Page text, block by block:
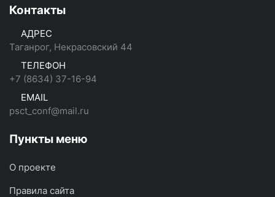
Контакты
АДРЕС
Таганрог, Некрасовский 44
ТЕЛЕФОН
+7 (8634) 37-16-94
EMAIL
psct_conf@mail.ru
Пункты меню
О проекте
Правила сайта